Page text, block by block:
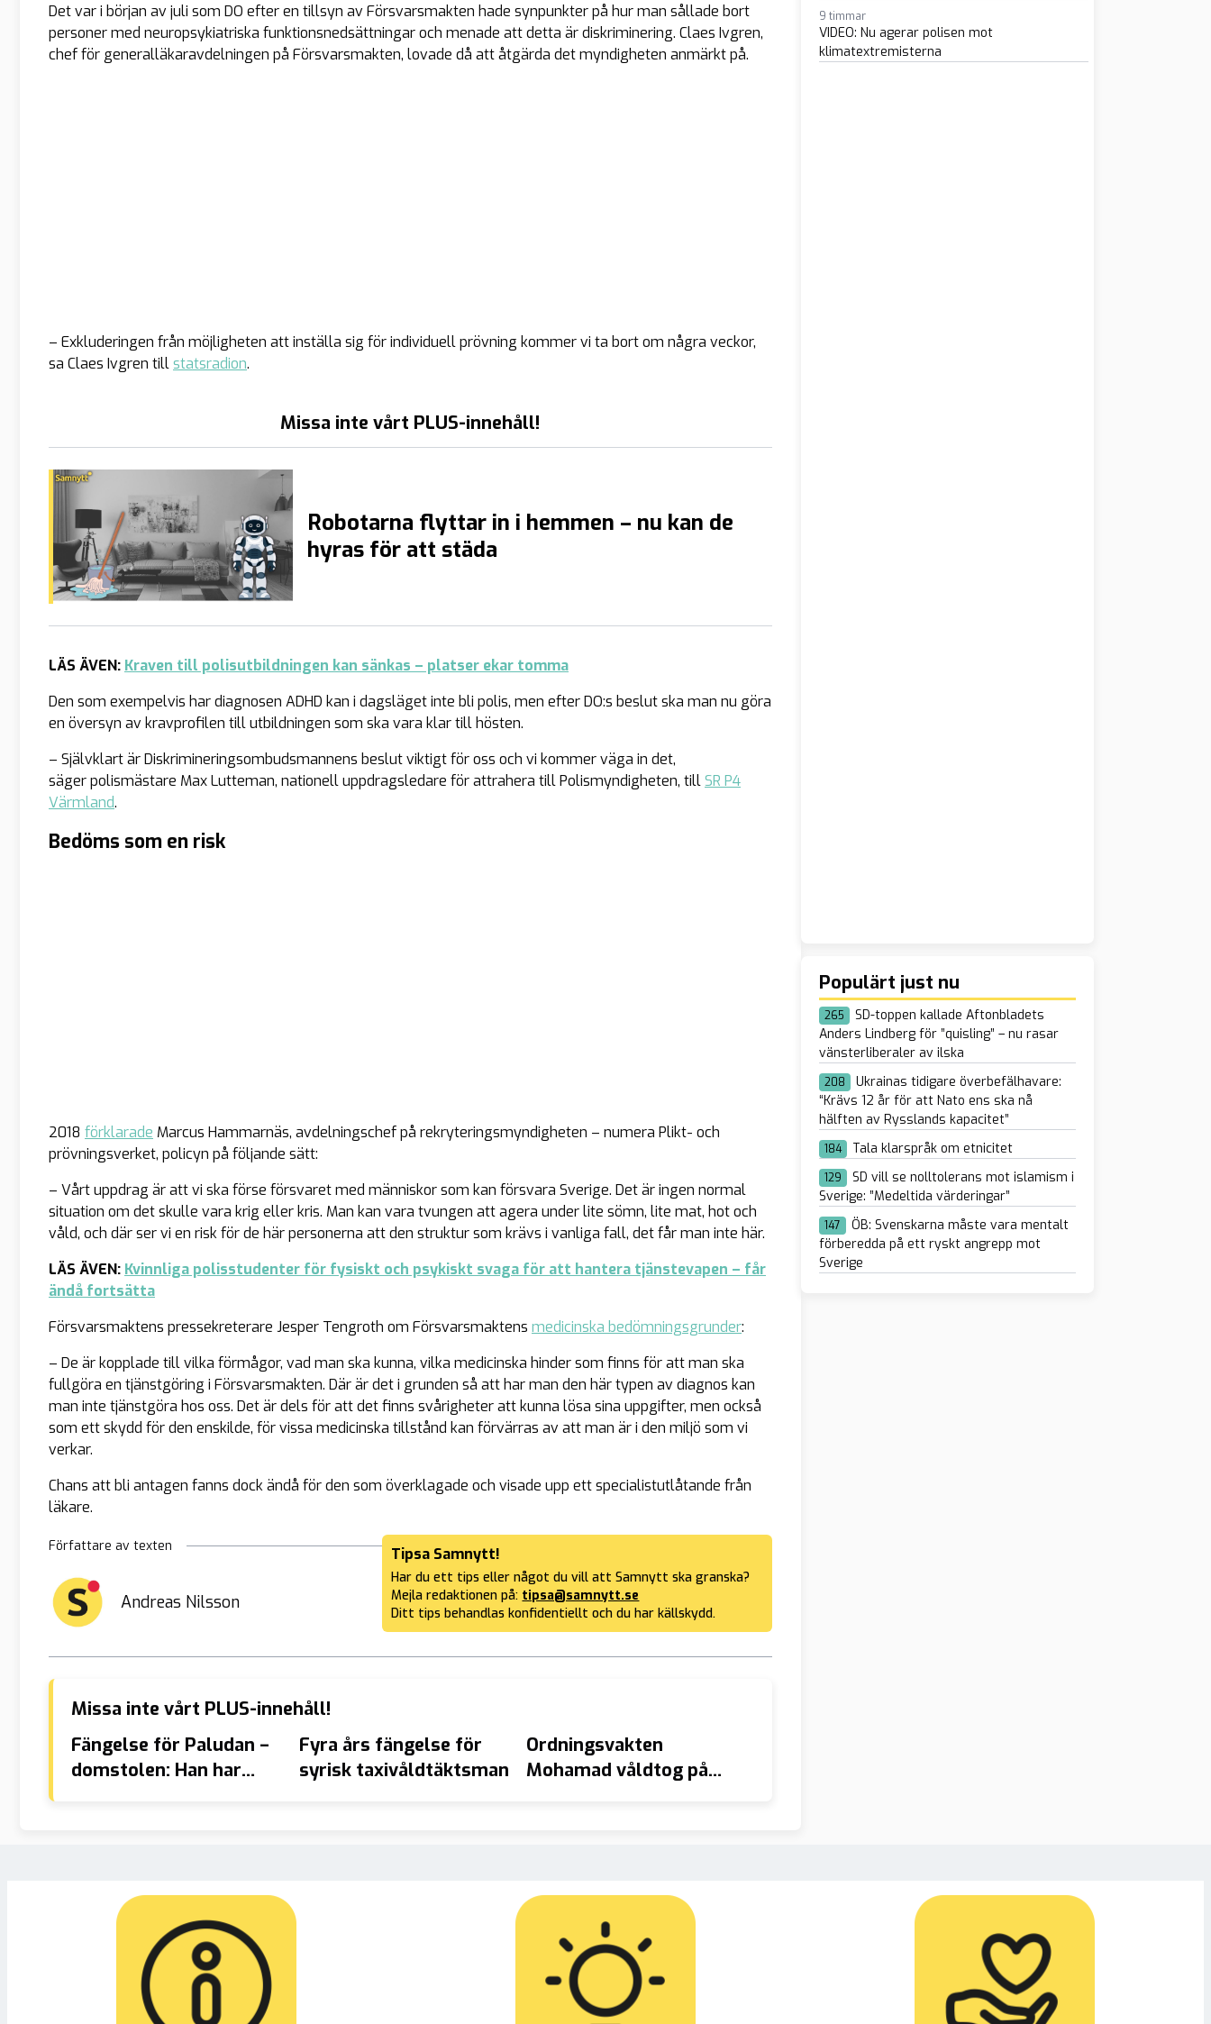
Det var i början av juli som DO efter en tillsyn av Försvarsmakten hade synpunkter på hur man sållade bort
personer med neuropsykiatriska funktionsnedsättningar och menade att detta är diskriminering. Claes Ivgren,
chef för generalläkaravdelningen på Försvarsmakten, lovade då att åtgärda det myndigheten anmärkt på.
– Exkluderingen från möjligheten att inställa sig för individuell prövning kommer vi ta bort om några veckor,
sa Claes Ivgren tillstatsradion.
Missa inte vårt PLUS-innehåll!
Robotarna flyttar in i hemmen – nu kan de
hyras för att städa
LÄS ÄVEN: Kraven till polisutbildningen kan sänkas – platser ekar tomma
Den som exempelvis har diagnosen ADHD kan i dagsläget inte bli polis, men efter DO:s beslut ska man nu göra
en översyn av kravprofilen till utbildningen som ska vara klar till hösten.
– Självklart är Diskrimineringsombudsmannens beslut viktigt för oss och vi kommer väga in det,
säger polismästare Max Lutteman, nationell uppdragsledare för attrahera till Polismyndigheten, tillSR P4
Värmland.
Bedöms som en risk
2018 förklarade Marcus Hammarnäs, avdelningschef på rekryteringsmyndigheten – numera Plikt- och
prövningsverket, policyn på följande sätt:
– Vårt uppdrag är att vi ska förse försvaret med människor som kan försvara Sverige. Det är ingen normal
situation om det skulle vara krig eller kris. Man kan vara tvungen att agera under lite sömn, lite mat, hot och
våld, och där ser vi en risk för de här personerna att den struktur som krävs i vanliga fall, det får man inte här.
LÄS ÄVEN: Kvinnliga polisstudenter för fysiskt och psykiskt svaga för att hantera tjänstevapen – får
ändå fortsätta
Försvarsmaktens pressekreterare Jesper Tengroth om Försvarsmaktens medicinska bedömningsgrunder:
– De är kopplade till vilka förmågor, vad man ska kunna, vilka medicinska hinder som finns för att man ska
fullgöra en tjänstgöring i Försvarsmakten. Där är det i grunden så att har man den här typen av diagnos kan
man inte tjänstgöra hos oss. Det är dels för att det finns svårigheter att kunna lösa sina uppgifter, men också
som ett skydd för den enskilde, för vissa medicinska tillstånd kan förvärras av att man är i den miljö som vi
verkar.
Chans att bli antagen fanns dock ändå för den som överklagade och visade upp ett specialistutlåtande från
läkare.
Författare av texten
Andreas Nilsson
Tipsa Samnytt!
Har du ett tips eller något du vill att Samnytt ska granska?
Mejla redaktionen på: tipsa@samnytt.se
Ditt tips behandlas konfidentiellt och du har källskydd.
Missa inte vårt PLUS-innehåll!
Fängelse för Paludan –
domstolen: Han har
Fyra års fängelse för
syrisk taxivåldtäktsman
Ordningsvakten
Mohamad våldtog på
9 timmar
VIDEO: Nu agerar polisen mot
klimatextremisterna
Populärt just nu
265
SD-toppen kallade Aftonbladets
Anders Lindberg för ”quisling” – nu rasar
vänsterliberaler av ilska
208
Ukrainas tidigare överbefälhavare:
“Krävs 12 år för att Nato ens ska nå
hälften av Rysslands kapacitet”
184 Tala klarspråk om etnicitet
129
SD vill se nolltolerans mot islamism i
Sverige: ”Medeltida värderingar”
147
ÖB: Svenskarna måste vara mentalt
förberedda på ett ryskt angrepp mot
Sverige